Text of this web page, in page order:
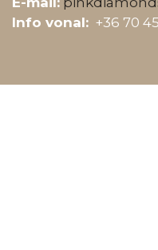
Info vonal: +36 70